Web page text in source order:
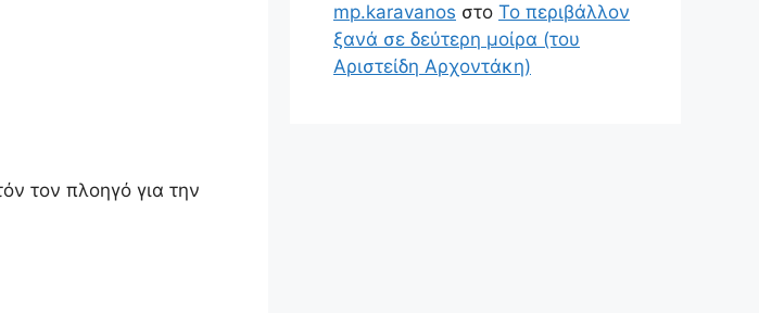
τον πλοηγό για την
mp.karavanos στο Το περιβάλλον
ξανά σε δεύτερη μοίρα (του
Αριστείδη Αρχοντάκη)